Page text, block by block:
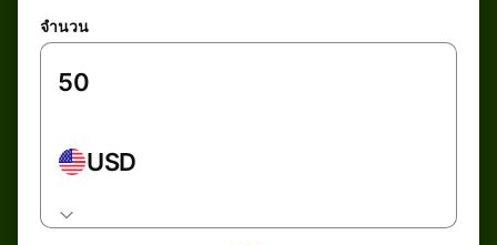
จำนวน
USD